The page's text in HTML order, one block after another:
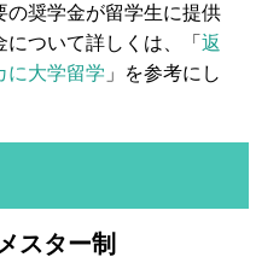
奨学金が留学生に提供
について詳しくは、「返
に大学留学 」を参考にし
スター制